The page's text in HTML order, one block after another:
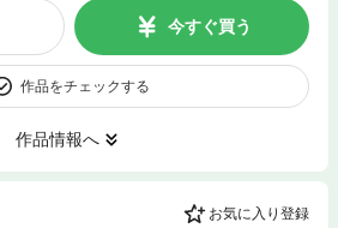
今すぐ買う
作品をチェックする
作品情報へ
お気に入り登録